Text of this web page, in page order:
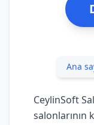
Ana
CeylinSoft